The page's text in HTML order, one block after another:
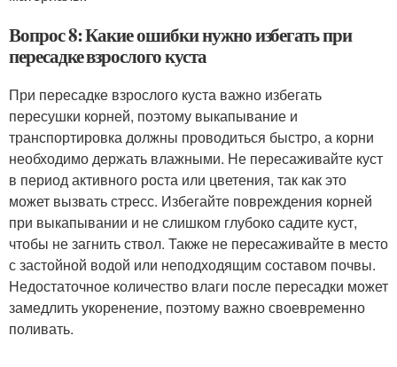
Вопрос 8: Какие ошибки нужно избегать при
пересадке взрослого куста
При пересадке взрослого куста важно избегать
пересушки корней, поэтому выкапывание и
транспортировка должны проводиться быстро, а корни
необходимо держать влажными. Не пересаживайте куст
в период активного роста или цветения, так как это
может вызвать стресс. Избегайте повреждения корней
при выкапывании и не слишком глубоко садите куст,
чтобы не загнить ствол. Также не пересаживайте в место
с застойной водой или неподходящим составом почвы.
Недостаточное количество влаги после пересадки может
замедлить укоренение, поэтому важно своевременно
поливать.